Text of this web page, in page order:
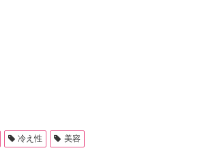
冷え性 美容